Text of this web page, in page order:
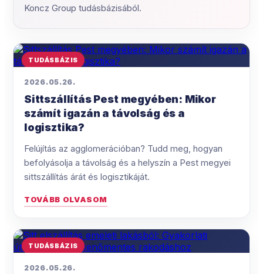
Koncz Group tudásbázisából.
TUDÁSBÁZIS
2026.05.26.
Sittszállítás Pest megyében: Mikor
számít igazán a távolság és a
logisztika?
Felújítás az agglomerációban? Tudd meg, hogyan
befolyásolja a távolság és a helyszín a Pest megyei
sittszállítás árát és logisztikáját.
TOVÁBB OLVASOM
TUDÁSBÁZIS
2026.05.26.